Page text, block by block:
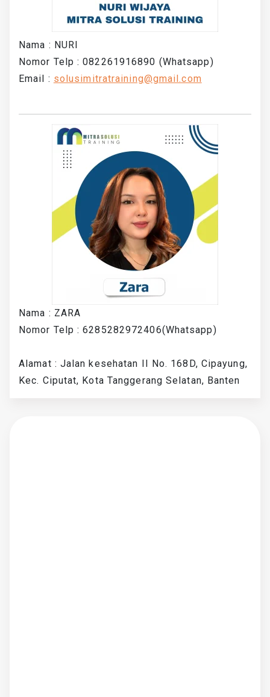
Nama : NURI
Nomor Telp : 082261916890 (Whatsapp)
Email : solusimitratraining@gmail.com
Nama : ZARA
Nomor Telp : 6285282972406(Whatsapp)
Alamat : Jalan kesehatan II No. 168D, Cipayung,
Kec. Ciputat, Kota Tanggerang Selatan, Banten